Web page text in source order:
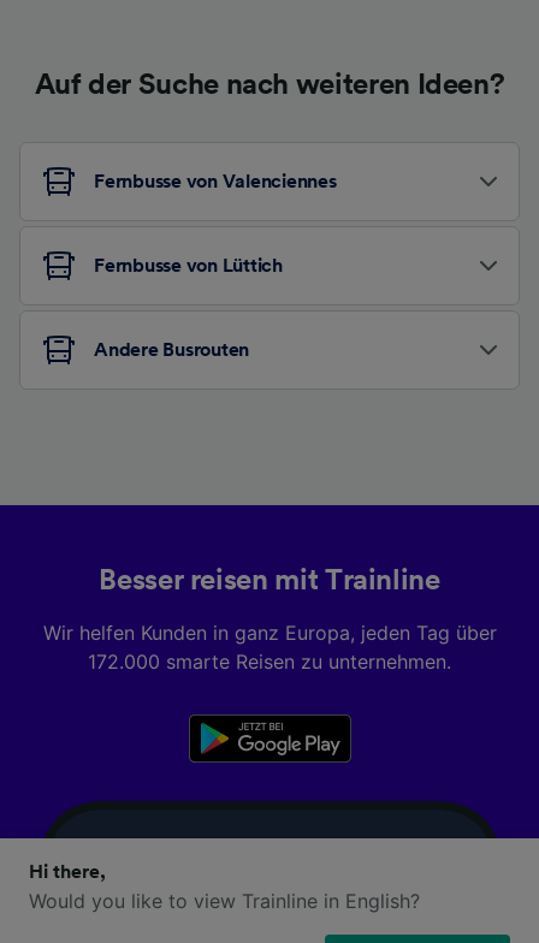
Auf der Suche nach weiteren Ideen?
Fernbusse von Valenciennes
Fernbusse von Lüttich
Andere Busrouten
Besser reisen mit Trainline
Wir helfen Kunden in ganz Europa, jeden Tag über
172.000 smarte Reisen zu unternehmen.
Hi there,
Would you like to view Trainline in English?